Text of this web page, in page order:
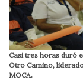
Casi tres horas duró
Otro Camino,
MOCA.